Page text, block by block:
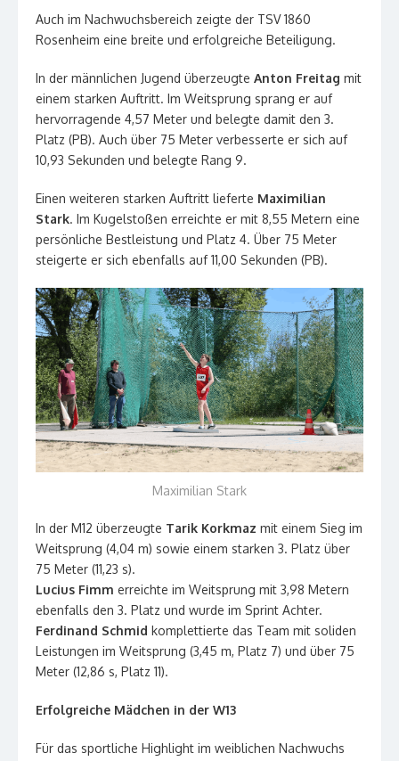
Auch im Nachwuchsbereich zeigte der TSV 1860
Rosenheim eine breite und erfolgreiche Beteiligung.
In der männlichen Jugend überzeugte Anton Freitag mit
einem starken Auftritt. Im Weitsprung sprang er auf
hervorragende 4,57 Meter und belegte damit den 3.
Platz (PB). Auch über 75 Meter verbesserte er sich auf
10,93 Sekunden und belegte Rang 9.
Einen weiteren starken Auftritt lieferte Maximilian
Stark. Im Kugelstoßen erreichte er mit 8,55 Metern eine
persönliche Bestleistung und Platz 4. Über 75 Meter
steigerte er sich ebenfalls auf 11,00 Sekunden (PB).
Maximilian Stark
In der M12 überzeugte Tarik Korkmaz mit einem Sieg im
Weitsprung (4,04 m) sowie einem starken 3. Platz über
75 Meter (11,23 s).
Lucius Fimm erreichte im Weitsprung mit 3,98 Metern
ebenfalls den 3. Platz und wurde im Sprint Achter.
Ferdinand Schmid komplettierte das Team mit soliden
Leistungen im Weitsprung (3,45 m, Platz 7) und über 75
Meter (12,86 s, Platz 11).
Erfolgreiche Mädchen in der W13
Für das sportliche Highlight im weiblichen Nachwuchs